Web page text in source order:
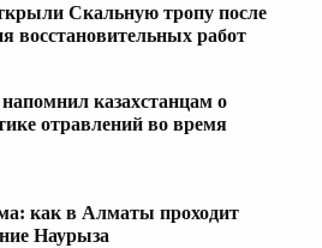
Скальную тропу после
восстановительных работ
казахстанцам о
отравлений во время
как в Алматы проходит
Наурыза